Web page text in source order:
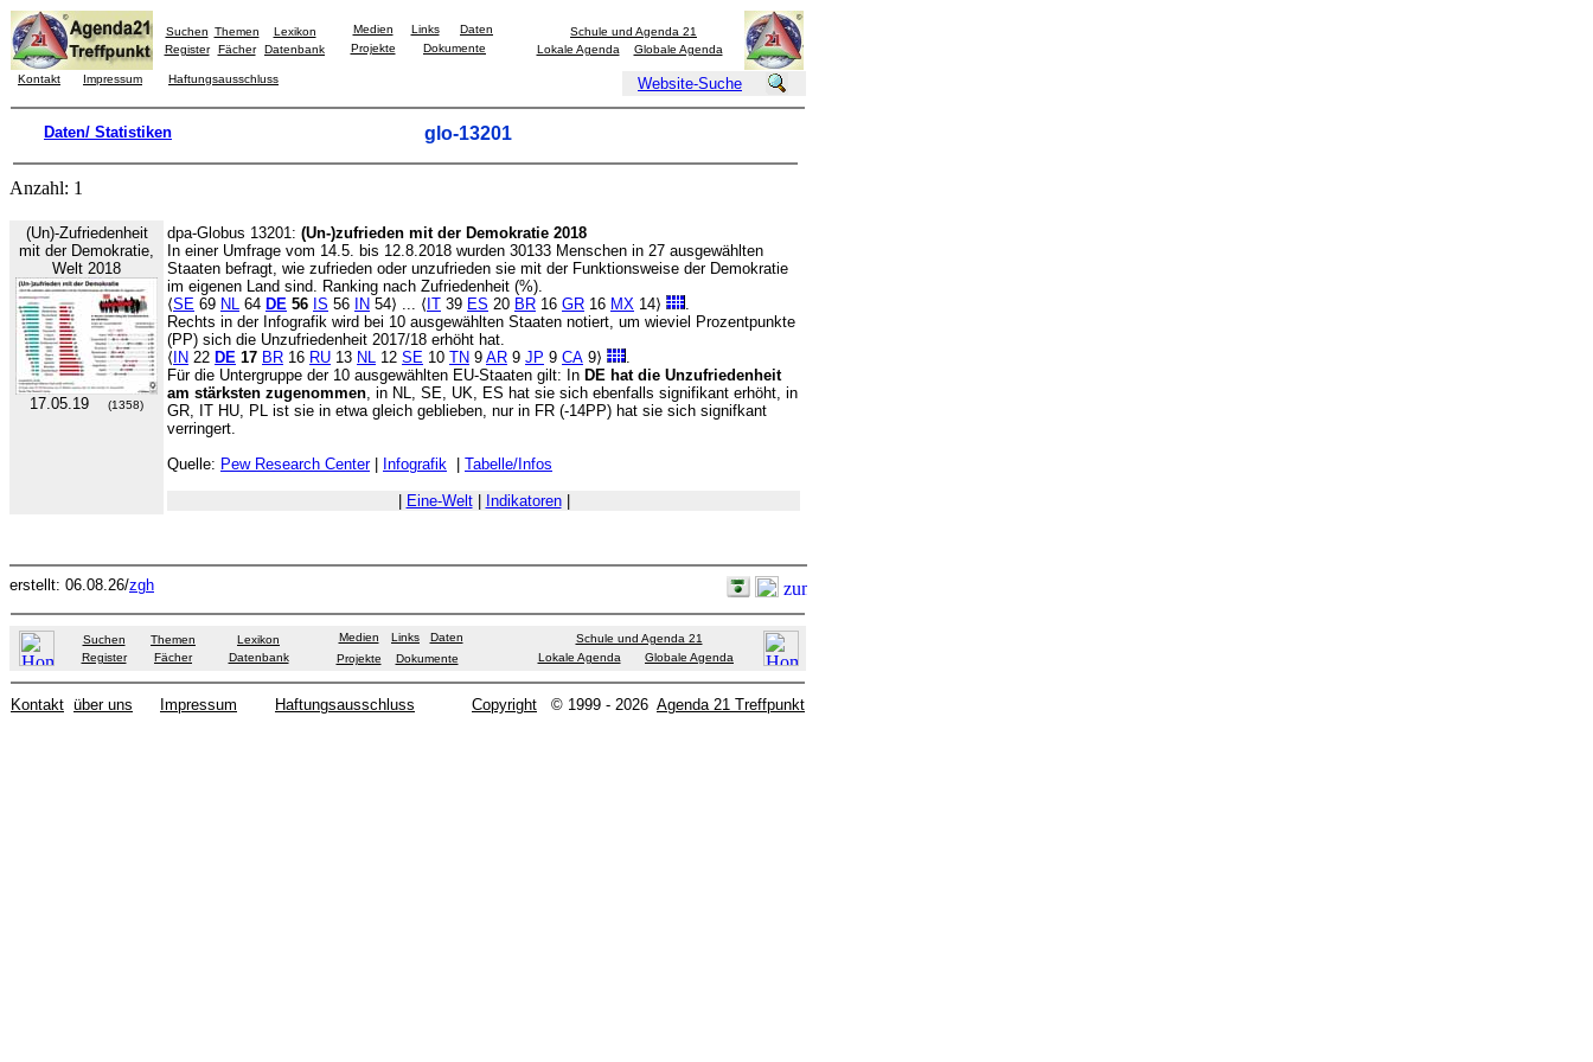
Suchen Themen
Lexikon
Register
Fächer Datenbank
Medien Links
Daten
Projekte
Dokumente
Schule und Agenda 21
Lokale Agenda
Globale Agenda
Kontakt Impressum Haftungsausschluss Website-Suche
Daten/ Statistiken glo-13201
Anzahl: 1
(Un)-Zufriedenheit
mit der Demokratie,
Welt 2018
17.05.19 (1358)
dpa-Globus 13201: (Un-)zufrieden mit der Demokratie 2018
In einer Umfrage vom 14.5. bis 12.8.2018 wurden 30133 Menschen in 27 ausgewählten
Staaten befragt, wie zufrieden oder unzufrieden sie mit der Funktionsweise der Demokratie
im eigenen Land sind. Ranking nach Zufriedenheit (%).
⟨SE 69 NL 64 DE 56 IS 56 IN 54⟩ ... ⟨ IT 39 ES 20 BR 16 GR 16 MX 14⟩
.
Rechts in der Infografik wird bei 10 ausgewählten Staaten notiert, um wieviel Prozentpunkte
(PP) sich die Unzufriedenheit 2017/18 erhöht hat.
⟨ IN 22 DE 17 BR 16 RU 13 NL 12 SE 10 TN 9 AR 9 JP 9 CA 9⟩
.
Für die Untergruppe der 10 ausgewählten EU-Staaten gilt: In DE hat die Unzufriedenheit
am stärksten zugenommen, in NL, SE, UK, ES hat sie sich ebenfalls signifikant erhöht, in
GR, IT HU, PL ist sie in etwa gleich geblieben, nur in FR (-14PP) hat sie sich signifkant
verringert.
Quelle: Pew Research Center| Infografik Tabelle/Infos
Eine-Welt| Indikatoren|
erstellt: 06.08.26/zgh
Suchen Themen
Lexikon
Register
Fächer Datenbank
Medien Links
Daten
Projekte
Dokumente
Schule und Agenda 21
Lokale Agenda
Globale Agenda
Kontakt über uns Impressum Haftungsausschluss Copyright © 1999 - 2026 Agenda 21 Treffpunkt